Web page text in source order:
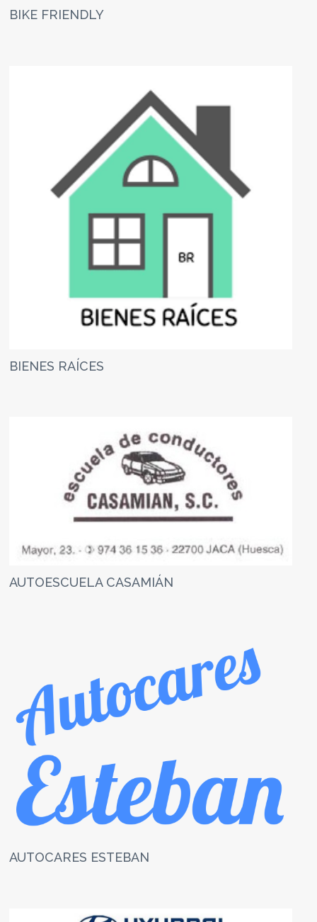
BIKE FRIENDLY
BIENES RAÍCES
AUTOESCUELA CASAMIÁN
AUTOCARES ESTEBAN